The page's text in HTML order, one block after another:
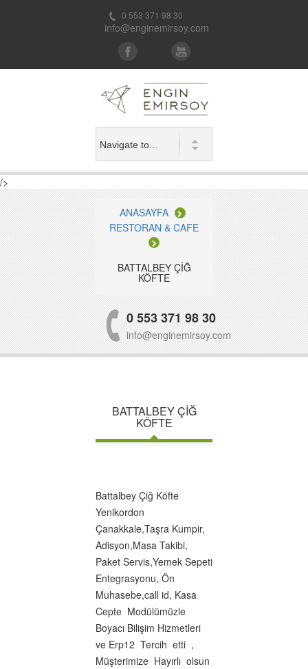
0 553 371 98 30
info@enginemirsoy.com
/>
ANASAYFA
RESTORAN & CAFE
BATTALBEY ÇİĞ
KÖFTE
0 553 371 98 30
info@enginemirsoy.com
BATTALBEY ÇİĞ
KÖFTE
Battalbey Çiğ Köfte
Yenikordon
Çanakkale,Taşra Kumpir,
Adisyon,Masa Takibi,
Paket Servis,Yemek Sepeti
Entegrasyonu, Ön
Muhasebe,call id, Kasa
Cepte Modülümüzle
Boyacı Bilişim Hizmetleri
ve Erp12 Tercih etti ,
Müşterimize Hayırlı olsun